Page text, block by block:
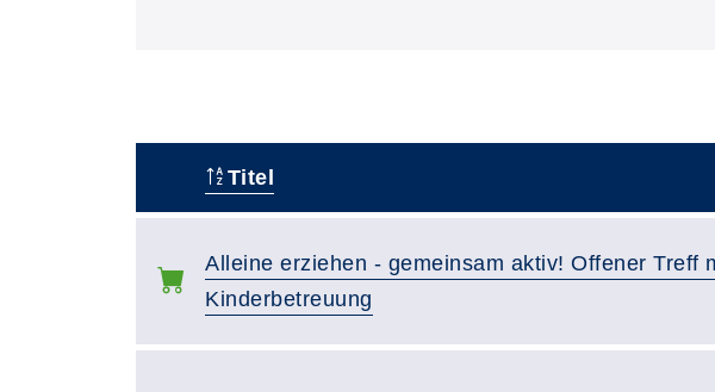
Titel
Alleine erziehen - gemeinsam aktiv! Offener Treff
Kinderbetreuung